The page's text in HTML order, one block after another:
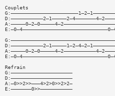
Couplets
Refrain
G:—————————————————————
D:—————————————————————
A:—0>>2>>———4>2>0>>2>2—
E:———————0>>———————————